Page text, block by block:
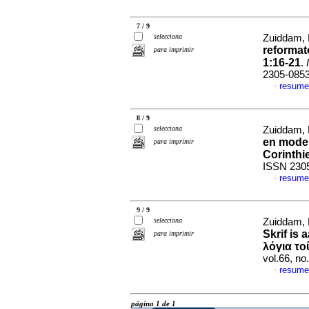
7 / 9
selecciona
para imprimir
Zuiddam,
1:16-21.
2305-
·
8 / 9
selecciona
para imprimir
Zuiddam,
en
ISSN
·
9 / 9
selecciona
para imprimir
Zuiddam,
Skrif is
λόγια
vol.66,
·
página 1 de 1